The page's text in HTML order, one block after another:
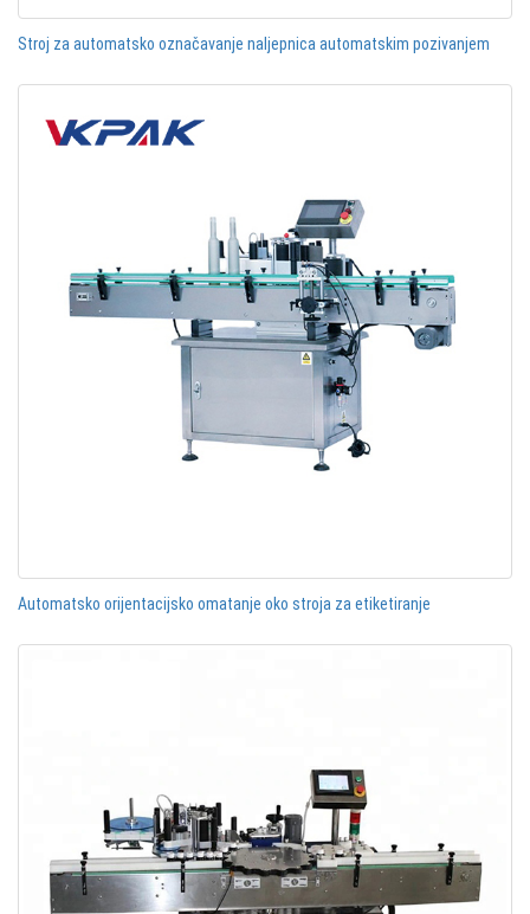
Stroj za automatsko označavanje naljepnica automatskim pozivanjem
Automatsko orijentacijsko omatanje oko stroja za etiketiranje